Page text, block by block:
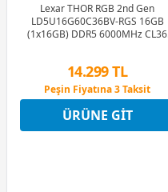
Lexar THOR RGB 2nd Gen
LD5U16G60C36BV-RGS 16GB
(1x16GB) DDR5 6000MHz CL36
14.299 TL
Peşin Fiyatına 3 Taksit
12 Ay x 1.682 TL taksitle
Peşin Fiyatına 3 Taksit
ÜRÜNE GIT